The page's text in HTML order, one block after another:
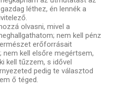
léthez, én lennék a
olvasni, mivel a
nem kell pénz
erőforrásait
nem kell elsőre megértsem,
kell tűzzem, s idővel
pedig te választod
ő téged.